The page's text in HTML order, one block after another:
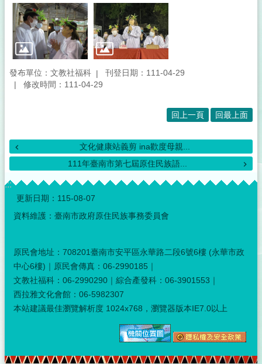
發布單位：文教社福科
刊登日期：111-04-29
修改時間：111-04-29
回上一頁 回最上面
文化健康站義剪 ina歡度母親...
111年臺南市第七屆原住民族語...
:::
更新日期： 115-08-07
資料維護：臺南市政府原住民族事務委員會
原民會地址：708201臺南市安平區永華路二段6號6樓 (永華市政
中心6樓)｜原民會傳真：06-2990185｜
文教社福科：06-2990290｜綜合產發科：06-3901553｜
西拉雅文化會館：06-5982307
本站建議最佳瀏覽解析度 1024x768，瀏覽器版本IE7.0以上